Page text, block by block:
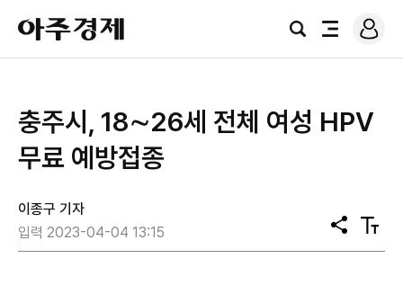
아
주
경
검
전
로
그
충주시, 18∼26세 전체 여성 HPV
무료 예방접종
이종구 기자
입력 2023-04-04 13:15
공
유
텍
스